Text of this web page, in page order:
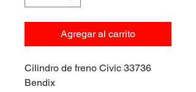
Agregar al carrito
Cilindro de freno Civic 33736
Bendix